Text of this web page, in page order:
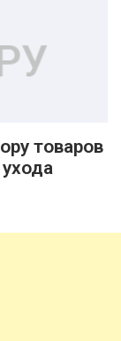
товаров